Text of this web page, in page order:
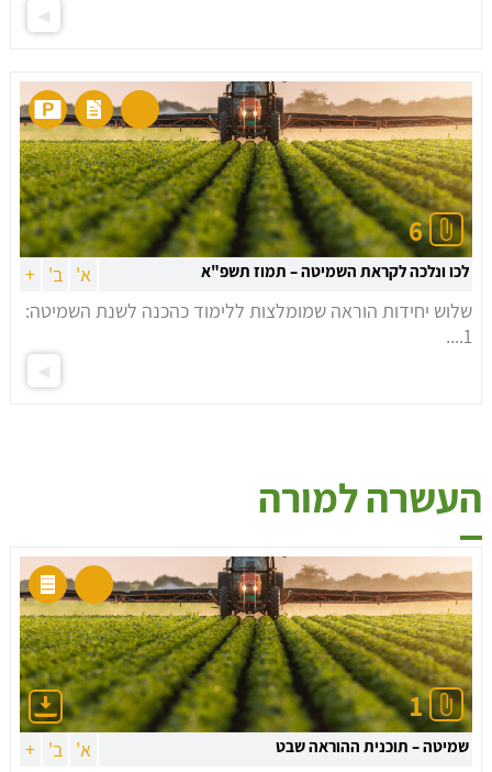
6
לכו ונלכה לקראת השמיטה – תמוז תשפ"א א' ב' +
שלוש יחידות הוראה שמומלצות ללימוד כהכנה לשנת השמיטה:
1....
העשרה למורה
1
שמיטה – תוכנית ההוראה שבט א' ב' +